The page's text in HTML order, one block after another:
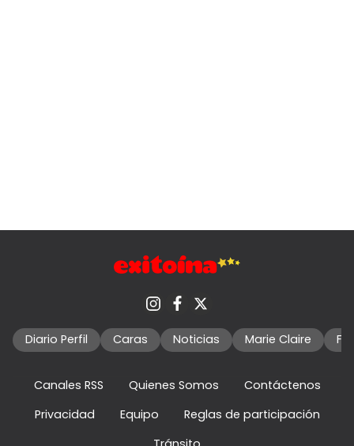
Diario Perfil Caras Noticias Marie Claire
Canales RSS Quienes Somos
Contáctenos
Privacidad
Equipo
Reglas de participación